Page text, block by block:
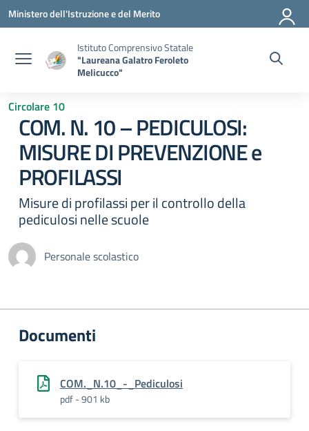
Vai ai contenuti
Vai al menu di navigazione
Vai al footer
Ministero dell'Istruzione e del Merito
Istituto Comprensivo Statale
"Laureana Galatro Feroleto
Melicucco"
Circolare 10
COM. N. 10 – PEDICULOSI:
MISURE DI PREVENZIONE e
PROFILASSI
Misure di profilassi per il controllo della
pediculosi nelle scuole
Personale scolastico
Documenti
COM._N.10_-_Pediculosi
pdf - 901 kb